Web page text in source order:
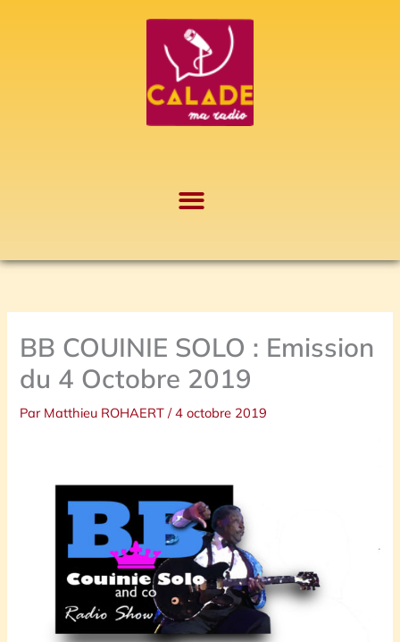
BB COUINIE SOLO : Emission
du 4 Octobre 2019
Par Matthieu ROHAERT/4 octobre 2019